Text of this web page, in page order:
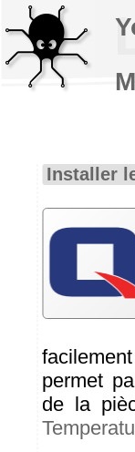
Installer
permet
de la